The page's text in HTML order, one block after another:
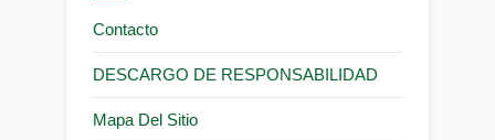
Contacto
DESCARGO DE RESPONSABILIDAD
Mapa Del Sitio